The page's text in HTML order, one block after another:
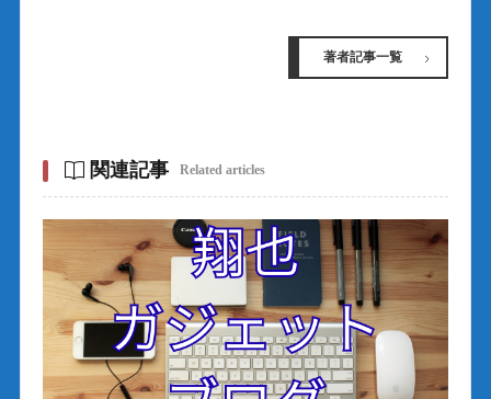
著者記事一覧
関連記事 Related articles